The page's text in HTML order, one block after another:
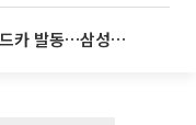
코스피, 장중 5%대 급락에 사이드카 발동…삼성·SK 동반 폭락